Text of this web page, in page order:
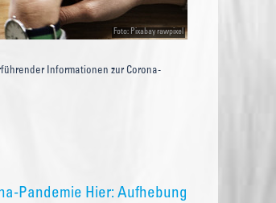
Foto: Pixabay rawpixel
Informationen zur Corona-
Pandemie Hier: Aufhebung